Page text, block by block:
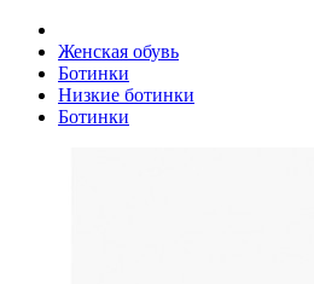
Женская обувь
Ботинки
Низкие ботинки
Ботинки